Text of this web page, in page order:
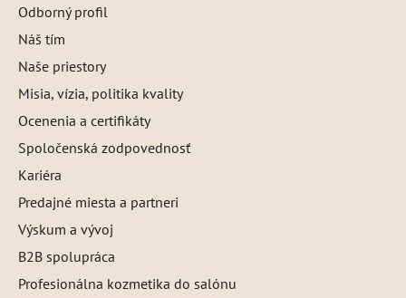
Odborný profil
Náš tím
Naše priestory
Misia, vízia, politika kvality
Ocenenia a certifikáty
Spoločenská zodpovednosť
Kariéra
Predajné miesta a partneri
Výskum a vývoj
B2B spolupráca
Profesionálna kozmetika do salónu